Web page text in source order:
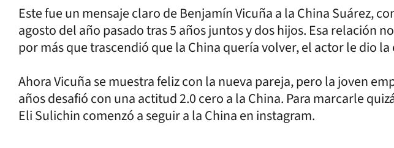
Este fue un mensaje claro de Benjamín Vicuña a la China Suárez,
agosto del año pasado tras 5 años juntos y dos hijos. Esa relación
por más que trascendió que la China quería volver, el actor le dio la
Ahora Vicuña se muestra feliz con la nueva pareja, pero la joven
años desafió con una actitud 2.0 cero a la China. Para marcarle
Eli Sulichin comenzó a seguir a la China en instagram.